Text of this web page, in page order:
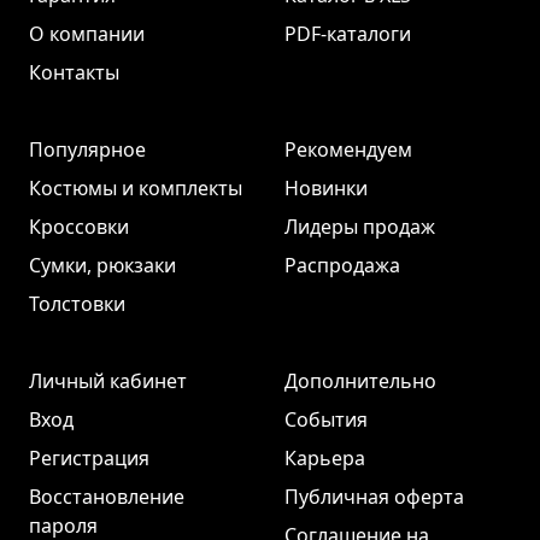
О компании
Контакты
PDF-каталоги
Популярное
Костюмы и комплекты
Кроссовки
Сумки, рюкзаки
Толстовки
Рекомендуем
Новинки
Лидеры продаж
Распродажа
Личный кабинет
Вход
Регистрация
Восстановление
пароля
Дополнительно
События
Карьера
Публичная оферта